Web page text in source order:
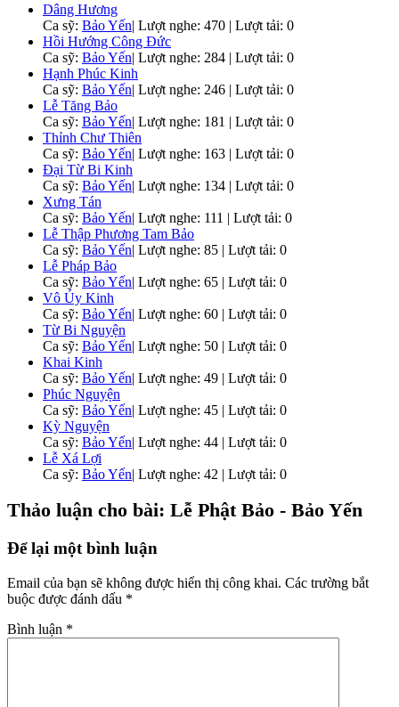
Dâng Hương
Ca sỹ: Bảo Yến| Lượt nghe: 470 | Lượt tải: 0
Hồi Hướng Công Đức
Ca sỹ: Bảo Yến| Lượt nghe: 284 | Lượt tải: 0
Hạnh Phúc Kinh
Ca sỹ: Bảo Yến| Lượt nghe: 246 | Lượt tải: 0
Lễ Tăng Bảo
Ca sỹ: Bảo Yến| Lượt nghe: 181 | Lượt tải: 0
Thỉnh Chư Thiên
Ca sỹ: Bảo Yến| Lượt nghe: 163 | Lượt tải: 0
Đại Từ Bi Kinh
Ca sỹ: Bảo Yến| Lượt nghe: 134 | Lượt tải: 0
Xưng Tán
Ca sỹ: Bảo Yến| Lượt nghe: 111 | Lượt tải: 0
Lễ Thập Phương Tam Bảo
Ca sỹ: Bảo Yến| Lượt nghe: 85 | Lượt tải: 0
Lễ Pháp Bảo
Ca sỹ: Bảo Yến| Lượt nghe: 65 | Lượt tải: 0
Vô Úy Kinh
Ca sỹ: Bảo Yến| Lượt nghe: 60 | Lượt tải: 0
Từ Bi Nguyện
Ca sỹ: Bảo Yến| Lượt nghe: 50 | Lượt tải: 0
Khai Kinh
Ca sỹ: Bảo Yến| Lượt nghe: 49 | Lượt tải: 0
Phúc Nguyện
Ca sỹ: Bảo Yến| Lượt nghe: 45 | Lượt tải: 0
Kỳ Nguyện
Ca sỹ: Bảo Yến| Lượt nghe: 44 | Lượt tải: 0
Lễ Xá Lợi
Ca sỹ: Bảo Yến| Lượt nghe: 42 | Lượt tải: 0
Thảo luận cho bài: Lễ Phật Bảo - Bảo Yến
Để lại một bình luận
Email của bạn sẽ không được hiển thị công khai. Các trường bắt
buộc được đánh dấu *
Bình luận *